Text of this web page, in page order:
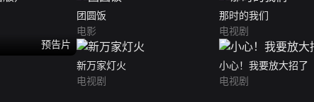
团圆饭
电影
那时的我们
电视剧
预告片
新万家灯火
电视剧
小心！我要放大招了
电视剧